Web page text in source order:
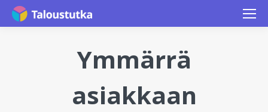
Ymmärrä
asiakkaan